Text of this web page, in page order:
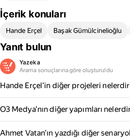
İçerik konuları
Hande Erçel Başak Gümülcinelioğlu
Yanıt bulun
Yazeka
Arama sonuçlarına göre oluşturuldu
Hande Erçel’in diğer projeleri
O3 Medya’nın diğer yapımları
Ahmet Vatan’ın yazdığı diğer